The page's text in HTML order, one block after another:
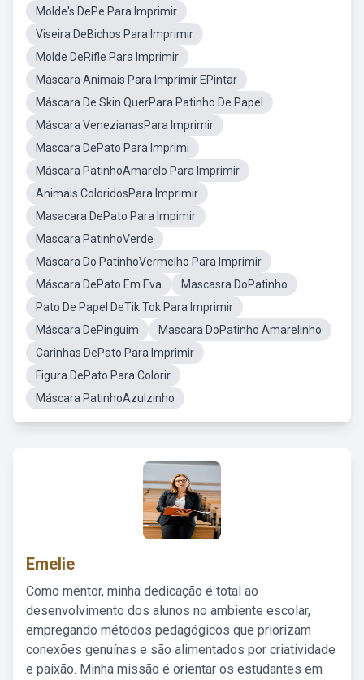
Molde's DePe Para Imprimir
Viseira DeBichos Para Imprimir
Molde DeRifle Para Imprimir
Máscara Animais Para Imprimir EPintar
Máscara De Skin QuerPara Patinho De Papel
Máscara VenezianasPara Imprimir
Mascara DePato Para Imprimi
Máscara PatinhoAmarelo Para Imprimir
Animais ColoridosPara Imprimir
Masacara DePato Para Impimir
Mascara PatinhoVerde
Máscara Do PatinhoVermelho Para Imprimir
Máscara DePato Em Eva
Mascasra DoPatinho
Pato De Papel DeTik Tok Para Imprimir
Máscara DePinguim
Mascara DoPatinho Amarelinho
Carinhas DePato Para Imprimir
Figura DePato Para Colorir
Máscara PatinhoAzulzinho
Emelie
Como mentor, minha dedicação é total ao
desenvolvimento dos alunos no ambiente escolar,
empregando métodos pedagógicos que priorizam
conexões genuínas e são alimentados por criatividade
e paixão. Minha missão é orientar os estudantes em